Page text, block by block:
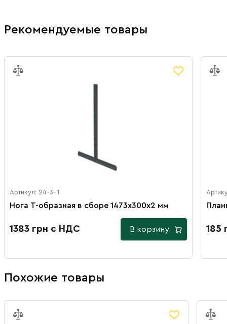
Рекомендуемые товары
Артикул: 24-3-1
Нога Т-образная в сборе 1473х300х2 мм
1383 грн с НДС В корзину 185
Похожие товары